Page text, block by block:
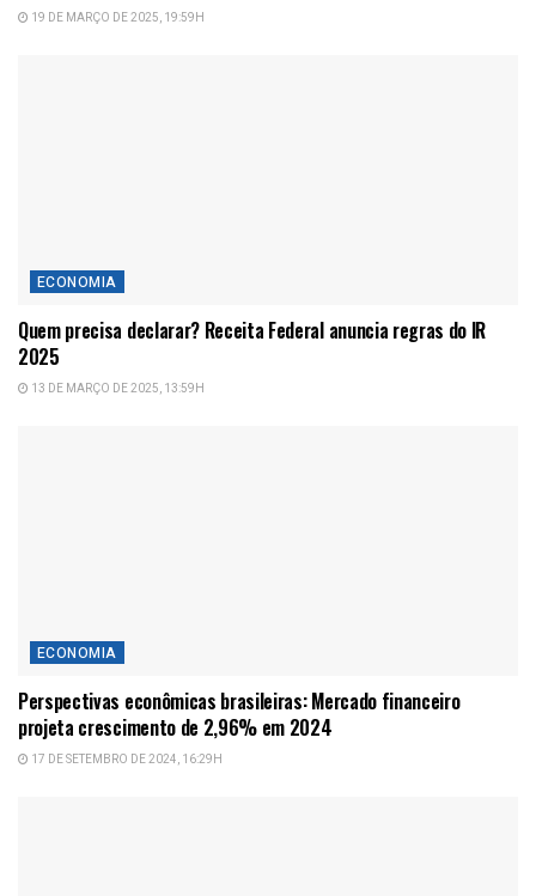
19 DE MARÇO DE 2025, 19:59H
ECONOMIA
Quem precisa declarar? Receita Federal anuncia regras do IR
2025
13 DE MARÇO DE 2025, 13:59H
ECONOMIA
Perspectivas econômicas brasileiras: Mercado financeiro
projeta crescimento de 2,96% em 2024
17 DE SETEMBRO DE 2024, 16:29H